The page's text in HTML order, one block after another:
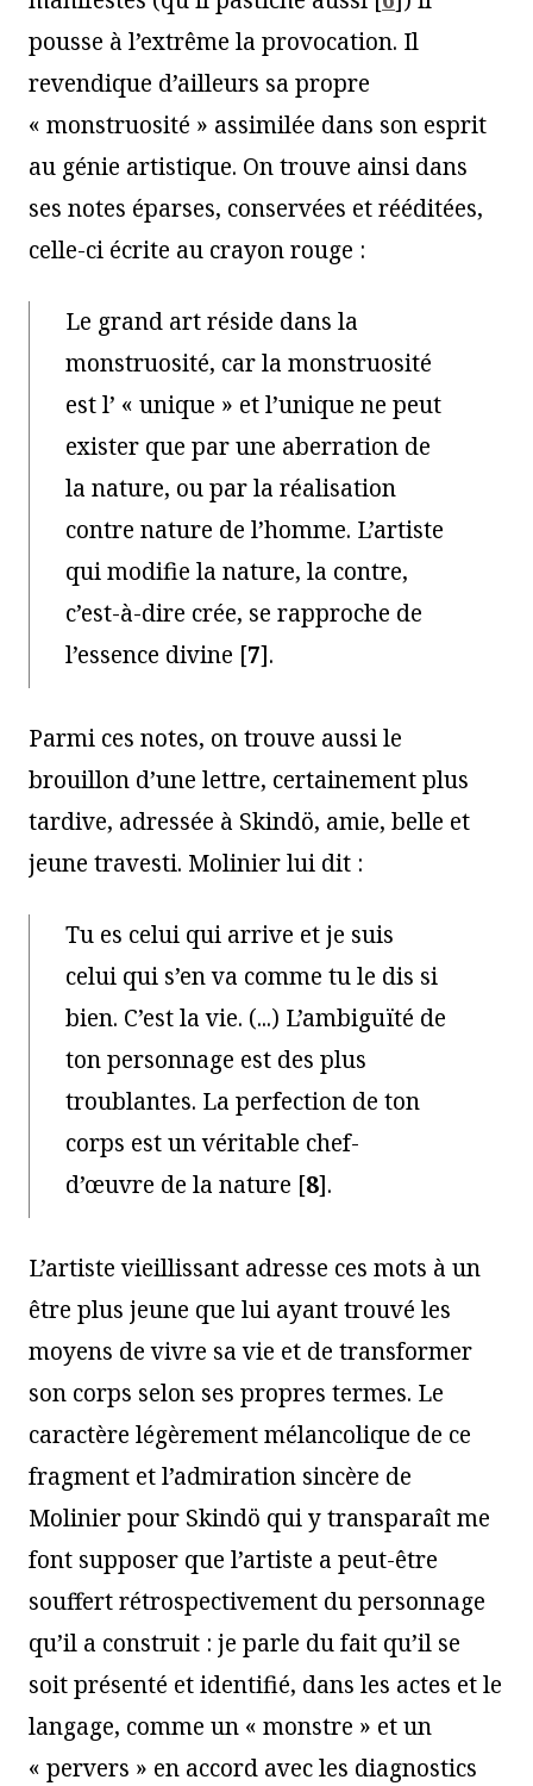
pousse à l’extrême la provocation. Il
revendique d’ailleurs sa propre
« monstruosité » assimilée dans son esprit
au génie artistique. On trouve ainsi dans
ses notes éparses, conservées et rééditées,
celle-ci écrite au crayon rouge :
Le grand art réside dans la
monstruosité, car la monstruosité
est l’ « unique » et l’unique ne peut
exister que par une aberration de
la nature, ou par la réalisation
contre nature de l’homme. L’artiste
qui modifie la nature, la contre,
c’est-à-dire crée, se rapproche de
l’essence divine [7].
Parmi ces notes, on trouve aussi le
brouillon d’une lettre, certainement plus
tardive, adressée à Skindö, amie, belle et
jeune travesti. Molinier lui dit :
Tu es celui qui arrive et je suis
celui qui s’en va comme tu le dis si
bien. C’est la vie. (...) L’ambiguïté de
ton personnage est des plus
troublantes. La perfection de ton
corps est un véritable chef-
d’œuvre de la nature [8].
L’artiste vieillissant adresse ces mots à un
être plus jeune que lui ayant trouvé les
moyens de vivre sa vie et de transformer
son corps selon ses propres termes. Le
caractère légèrement mélancolique de ce
fragment et l’admiration sincère de
Molinier pour Skindö qui y transparaît me
font supposer que l’artiste a peut-être
souffert rétrospectivement du personnage
qu’il a construit : je parle du fait qu’il se
soit présenté et identifié, dans les actes et le
langage, comme un « monstre » et un
« pervers » en accord avec les diagnostics